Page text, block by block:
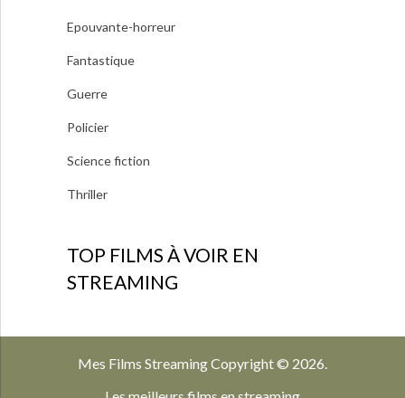
Epouvante-horreur
Fantastique
Guerre
Policier
Science fiction
Thriller
TOP FILMS À VOIR EN
STREAMING
Mes Films StreamingCopyright © 2026.